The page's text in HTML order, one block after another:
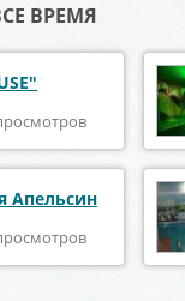
ВРЕМЯ
Апельсин